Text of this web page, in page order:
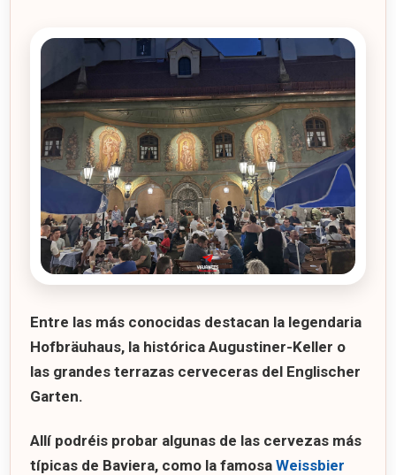
Entre las más conocidas destacan la legendaria
Hofbräuhaus, la histórica Augustiner-Keller o
las grandes terrazas cerveceras del Englischer
Garten.
Allí podréis probar algunas de las cervezas más
típicas de Baviera, como la famosa Weissbier